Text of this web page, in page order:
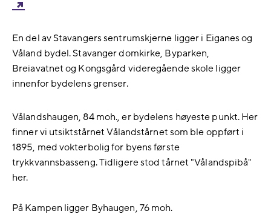
En del av Stavangers sentrumskjerne ligger i Eiganes og
Våland bydel. Stavanger domkirke, Byparken,
Breiavatnet og Kongsgård videregående skole ligger
innenfor bydelens grenser.
Vålandshaugen, 84 moh., er bydelens høyeste punkt. Her
finner vi utsiktstårnet Vålandstårnet som ble oppført i
1895, med vokterbolig for byens første
trykkvannsbasseng. Tidligere stod tårnet "Vålandspibå"
her.
På Kampen ligger Byhaugen, 76 moh.